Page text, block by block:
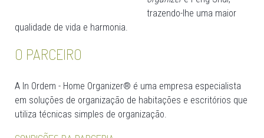
trazendo-lhe uma maior
qualidade de vida e harmonia.
O PARCEIRO
A In Ordem - Home Organizer® é uma empresa especialista
em soluções de organização de habitações e escritórios que
utiliza técnicas simples de organização.